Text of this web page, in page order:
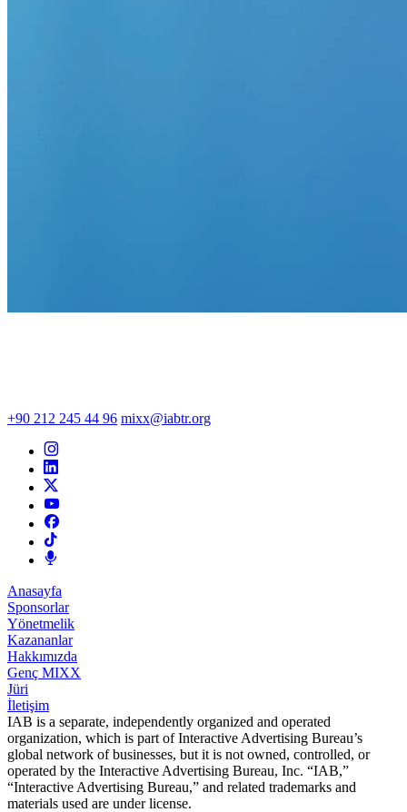
+90 212 245 44 96 mixx@iabtr.org
Anasayfa
Sponsorlar
Yönetmelik
Kazananlar
Hakkımızda
Genç MIXX
Jüri
İletişim
IAB is a separate, independently organized and operated
organization, which is part of Interactive Advertising Bureau’s
global network of businesses, but it is not owned, controlled, or
operated by the Interactive Advertising Bureau, Inc. “IAB,”
“Interactive Advertising Bureau,” and related trademarks and
materials used are under license.